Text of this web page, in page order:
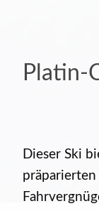
Platin-
Dieser Ski